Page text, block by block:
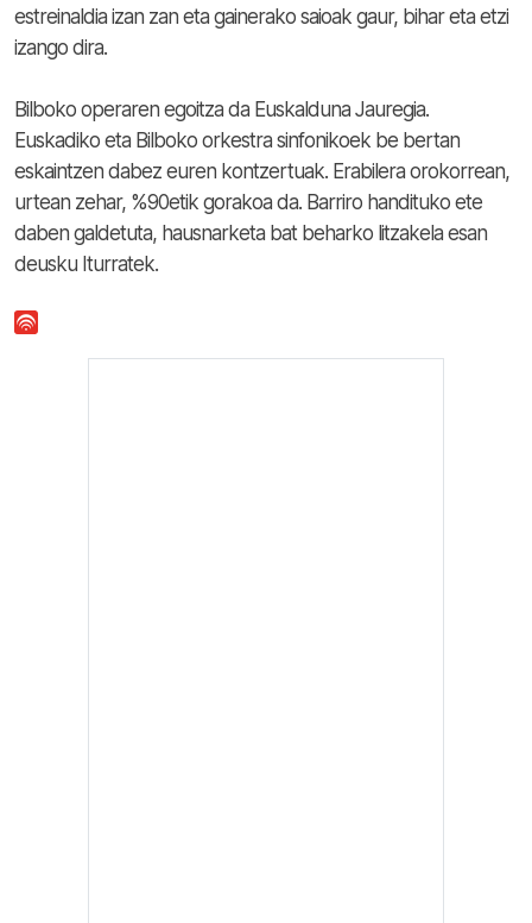
estreinaldia izan zan eta gainerako saioak gaur, bihar eta etzi
izango dira.
Bilboko operaren egoitza da Euskalduna Jauregia.
Euskadiko eta Bilboko orkestra sinfonikoek be bertan
eskaintzen dabez euren kontzertuak. Erabilera orokorrean,
urtean zehar, %90etik gorakoa da. Barriro handituko ete
daben galdetuta, hausnarketa bat beharko litzakela esan
deusku Iturratek.